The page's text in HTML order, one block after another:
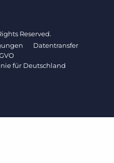
Reserved.
Datentransfer
für Deutschland